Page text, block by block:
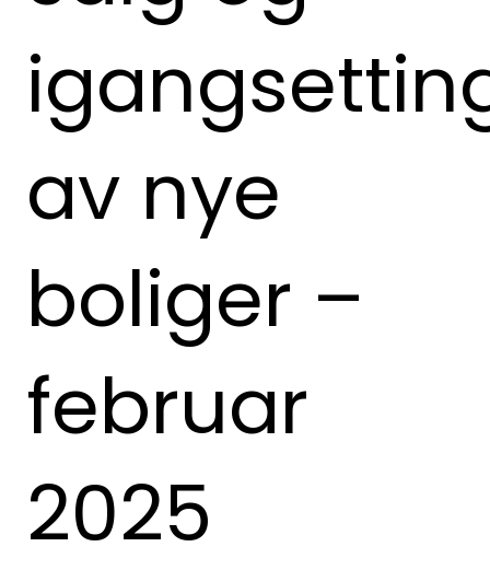
av nye
boliger –
februar
2025